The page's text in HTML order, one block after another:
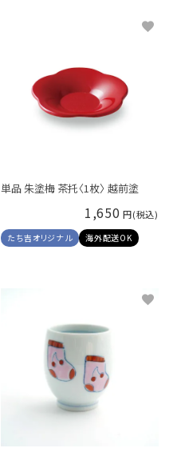
単品 朱塗梅 茶托〈1枚〉 越前塗
1,650
たち吉オリジナル 海外配送OK